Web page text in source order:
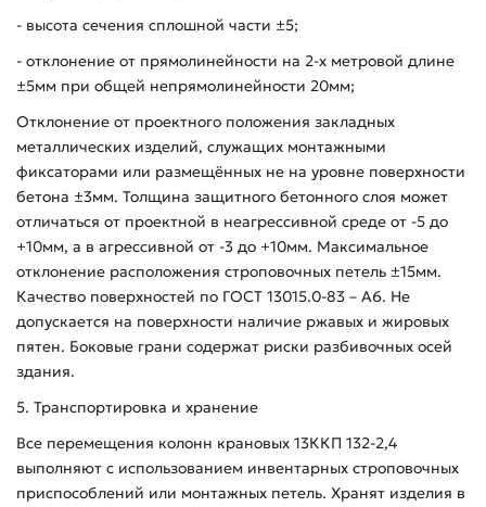
- высота сечения сплошной части ±5;
- отклонение от прямолинейности на 2-х метровой длине
±5мм при общей непрямолинейности 20мм;
Отклонение от проектного положения закладных
металлических изделий, служащих монтажными
фиксаторами или размещённых не на уровне поверхности
бетона ±3мм. Толщина защитного бетонного слоя может
отличаться от проектной в неагрессивной среде от -5 до
+10мм, а в агрессивной от -3 до +10мм. Максимальное
отклонение расположения строповочных петель ±15мм.
Качество поверхностей по ГОСТ 13015.0-83 – А6. Не
допускается на поверхности наличие ржавых и жировых
пятен. Боковые грани содержат риски разбивочных осей
здания.
5. Транспортировка и хранение
Все перемещения колонн крановых 13ККП 132-2,4
выполняют с использованием инвентарных строповочных
приспособлений или монтажных петель. Хранят изделия в